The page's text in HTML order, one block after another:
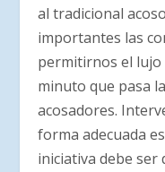
al tradicional
importantes las
permitirnos el lujo
minuto que pasa
acosadores.
forma adecuada
iniciativa debe ser